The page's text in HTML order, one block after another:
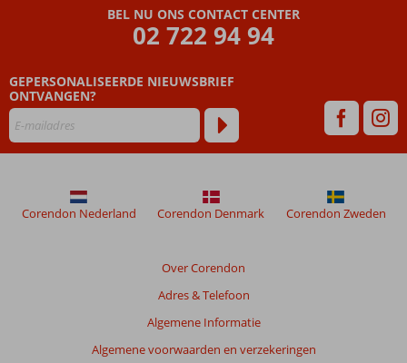
Beoordelingen
dan
48
niet
weergegeven
om
garanderen.
BEL NU ONS CONTACT CENTER
02 722 94 94
GEPERSONALISEERDE NIEUWSBRIEF
ONTVANGEN?
Over Corendon
Adres & Telefoon
Algemene Informatie
Algemene voorwaarden en verzekeringen
Corendon Nederland Corendon Denmark Corendon Zweden